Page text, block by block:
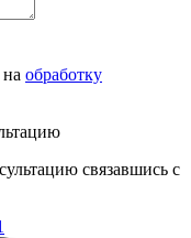
на обработку
связавшись с